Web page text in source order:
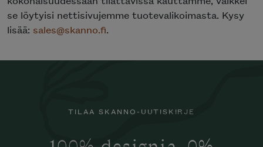
se löytyisi nettisivujemme tuotevalikoimasta. Kysy
lisää: sales@skanno.fi.
TILAA SKANNO-UUTISKIRJE